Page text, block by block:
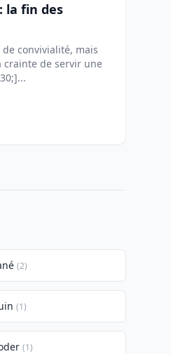
la fin des
convivialité, mais
crainte de servir une
(2)
(1)
(1)